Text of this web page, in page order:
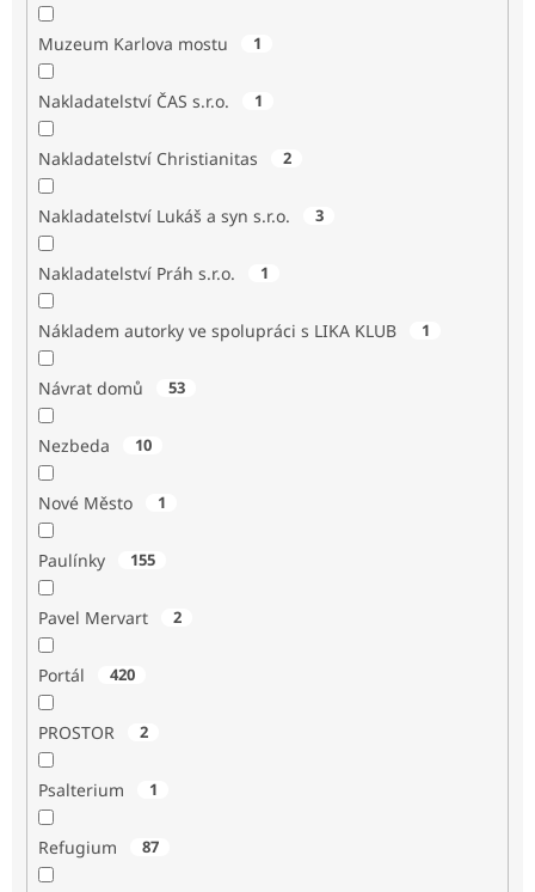
Muzeum Karlova mostu 1
Nakladatelství ČAS s.r.o. 1
Nakladatelství Christianitas 2
Nakladatelství Lukáš a syn s.r.o. 3
Nakladatelství Práh s.r.o. 1
Nákladem autorky ve spolupráci s LIKA KLUB 1
Návrat domů 53
Nezbeda 10
Nové Město 1
Paulínky 155
Pavel Mervart 2
Portál 420
PROSTOR 2
Psalterium 1
Refugium 87